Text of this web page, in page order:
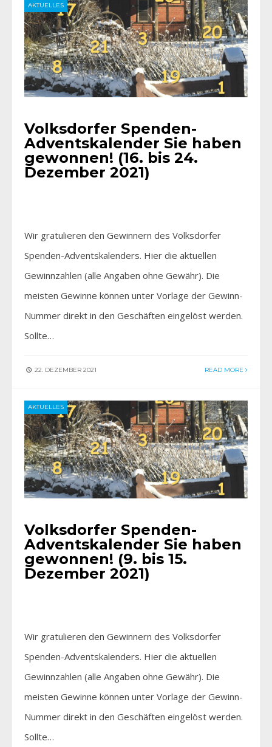
AKTUELLES
Volksdorfer Spenden-
Adventskalender Sie haben
gewonnen! (16. bis 24.
Dezember 2021)
Wir gratulieren den Gewinnern des Volksdorfer
Spenden-Adventskalenders. Hier die aktuellen
Gewinnzahlen (alle Angaben ohne Gewähr). Die
meisten Gewinne können unter Vorlage der Gewinn-
Nummer direkt in den Geschäften eingelöst werden.
Sollte…
22. DEZEMBER 2021 READ MORE
AKTUELLES
Volksdorfer Spenden-
Adventskalender Sie haben
gewonnen! (9. bis 15.
Dezember 2021)
Wir gratulieren den Gewinnern des Volksdorfer
Spenden-Adventskalenders. Hier die aktuellen
Gewinnzahlen (alle Angaben ohne Gewähr). Die
meisten Gewinne können unter Vorlage der Gewinn-
Nummer direkt in den Geschäften eingelöst werden.
Sollte…